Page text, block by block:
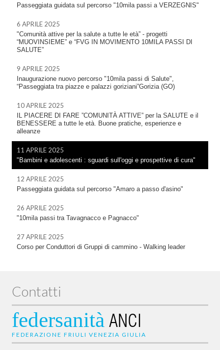
Passeggiata guidata sul percorso "10mila passi a VERZEGNIS"
6 APRILE 2025
"Comunità attive per la salute a tutte le età” - progetti
“MUOVINSIEME” e “FVG IN MOVIMENTO 10MILA PASSI DI
SALUTE”
9 APRILE 2025
Inaugurazione nuovo percorso "10mila passi di Salute",
“Passeggiata tra piazze e palazzi goriziani”Gorizia (GO)
10 APRILE 2025
IL PIACERE DI FARE ”COMUNITÀ ATTIVE” per la SALUTE e il
BENESSERE a tutte le età. Buone pratiche, esperienze e
alleanze
11 APRILE 2025
"Bambini e adolescenti : sguardi sull'oggi e prospettive di cura"
12 APRILE 2025
Passeggiata guidata sul percorso "Amaro a passo d'asino"
26 APRILE 2025
"10mila passi tra Tavagnacco e Pagnacco"
27 APRILE 2025
Corso per Conduttori di Gruppi di cammino - Walking leader
Contatti
federsanità ANCI
FEDERAZIONE FRIULI VENEZIA GIULIA